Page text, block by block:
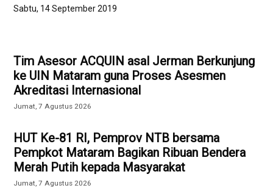
Sabtu, 14 September 2019
Tim Asesor ACQUIN asal Jerman Berkunjung
ke UIN Mataram guna Proses Asesmen
Akreditasi Internasional
Jumat, 7 Agustus 2026
HUT Ke-81 RI, Pemprov NTB bersama
Pempkot Mataram Bagikan Ribuan Bendera
Merah Putih kepada Masyarakat
Jumat, 7 Agustus 2026